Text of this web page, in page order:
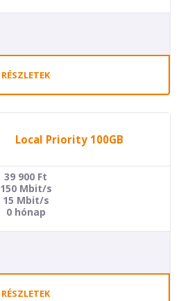
RÉSZLETEK
Local Priority 100GB
39 900 Ft
150 Mbit/s
15 Mbit/s
0 hónap
RÉSZLETEK